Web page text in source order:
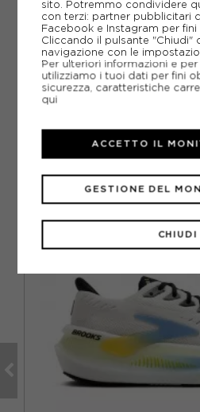
GUIDA ALLE TAGLIE
DOMANDE FREQUENTI
Come ordinare la taglia
sito. Potremmo condividere
con terzi: partner pubblicitari
Facebook e Instagram per
Cliccando il pulsante "Chiudi"
navigazione con le
Per ulteriori informazioni e
utilizziamo i tuoi dati per fini
sicurezza, caratteristiche
qui
CHIUDI
GESTIONE DEL
ACCETTO IL